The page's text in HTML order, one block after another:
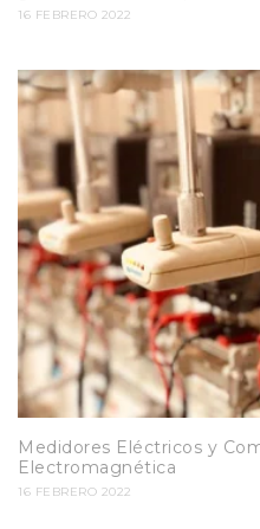
16 FEBRERO 2022
Medidores Eléctricos y
Electromagnética
16 FEBRERO 2022